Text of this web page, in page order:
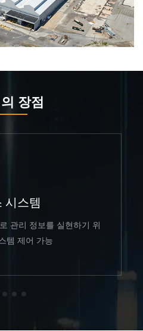
스타일에 접근할 수 있도
가능성과 환경적 책임
장점
시스템
관리 정보를 실현하기 위
템 제어 가능